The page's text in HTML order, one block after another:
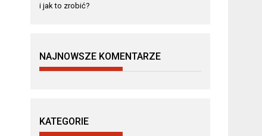
i jak to zrobić?
NAJNOWSZE KOMENTARZE
KATEGORIE